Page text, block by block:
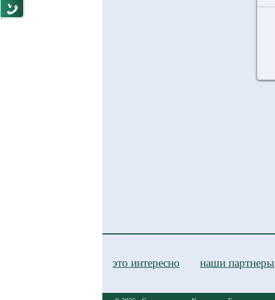
это интересно наши партнеры